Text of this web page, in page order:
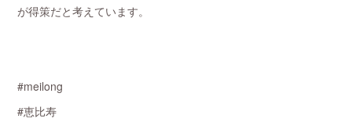
が得策だと考えています。
#meilong
#恵比寿